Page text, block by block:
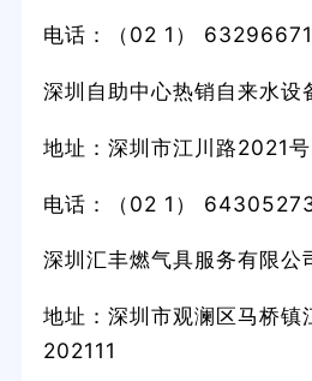
电话：（02 1） 63296671
深圳自助中心热销自来水设
地址：深圳市江川路2021号
电话：（02 1）
深圳汇丰燃气具服务有限公
地址：深圳市观澜区马桥镇
202111